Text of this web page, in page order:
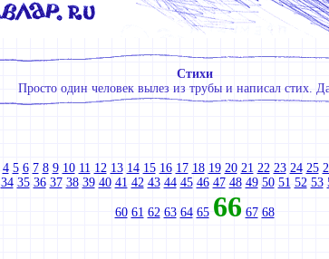
Стихи
Просто один человек вылез из трубы и написал стих.
4 5 6 7 8 9 10 11 12 13 14 15 16 17 18 19 20 21 22 23 24 25
34 35 36 37 38 39 40 41 42 43 44 45 46 47 48 49 50 51 52 53
60 61 62 63 64 65 66 67 68